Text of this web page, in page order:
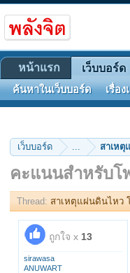
เว็บบอร์ด ... สาเหตุ
คะแนนสำหรับโ
Thread: สาเหตุแผ่นดินไหว
ถูกใจ x 13
sirawasa
ANUWART
หน้าแรก เว็บบอร์ด
ค้นหาในเว็บบอร์ด เรื่อง